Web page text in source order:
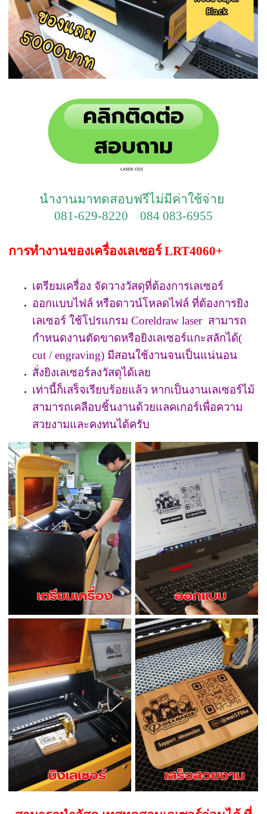
นำงานมาทดสอบฟรีไม่มีค่าใช้จ่าย
081-629-8220 084 083-6955
การทำงานของเครื่องเลเซอร์ LRT4060+
เตรียมเครื่อง จัดวางวัสดุที่ต้องการเลเซอร์
ออกแบบไฟล์ หรือดาวน์โหลดไฟล์ ที่ต้องการยิง
เลเซอร์ ใช้โปรแกรม Coreldraw laser สามารถ
กำหนดงานตัดขาดหรือยิงเลเซอร์แกะสลักได้(
cut / engraving) มีสอนใช้งานจนเป็นแน่นอน
สั่งยิงเลเซอร์ลงวัสดุได้เลย
เท่านี้ก็เสร็จเรียบร้อยแล้ว หากเป็นงานเลเซอร์ไม้
สามารถเคลือบชิ้นงานด้วยแลคเกอร์เพื่อความ
สวยงามและคงทนได้ครับ